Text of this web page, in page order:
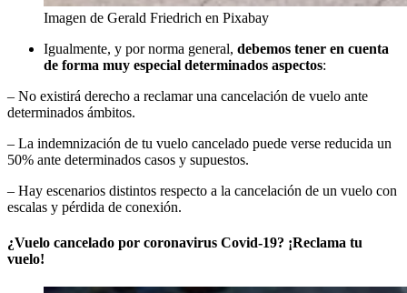
Imagen de Gerald Friedrich en Pixabay
Igualmente, y por norma general, debemos tener en cuenta
de forma muy especial determinados aspectos:
– No existirá derecho a reclamar una cancelación de vuelo ante
determinados ámbitos.
– La indemnización de tu vuelo cancelado puede verse reducida un
50% ante determinados casos y supuestos.
– Hay escenarios distintos respecto a la cancelación de un vuelo con
escalas y pérdida de conexión.
¿Vuelo cancelado por coronavirus Covid-19? ¡Reclama tu
vuelo!